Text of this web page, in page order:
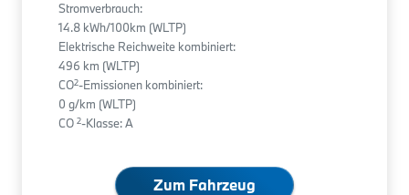
Stromverbrauch:
14.8 kWh/100km (WLTP)
Elektrische Reichweite kombiniert:
496 km (WLTP)
CO2-Emissionen kombiniert:
0 g/km (WLTP)
CO 2-Klasse: A
Zum Fahrzeug